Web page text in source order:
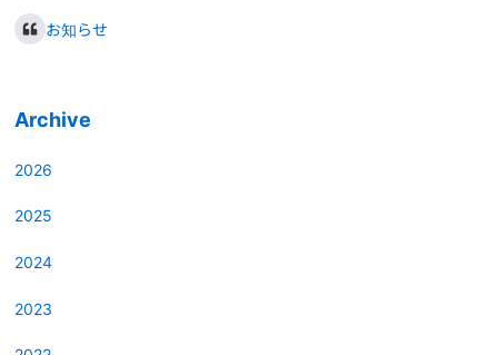
お知らせ
Archive
2026
2025
2024
2023